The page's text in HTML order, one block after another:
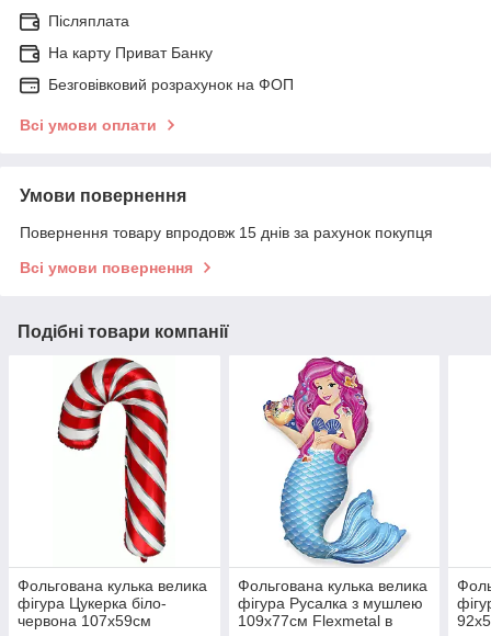
Післяплата
На карту Приват Банку
Безговівковий розрахунок на ФОП
Всі умови оплати
Умови повернення
Повернення товару впродовж 15 днів за рахунок покупця
Всі умови повернення
Подібні товари компанії
Фольгована кулька велика
фігура Цукерка біло-
червона 107х59см
Фольгована кулька велика
фігура Русалка з мушлею
109х77см Flexmetal в